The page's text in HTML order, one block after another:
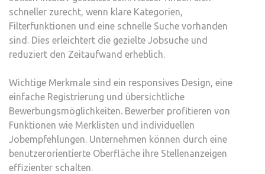
schneller zurecht, wenn klare Kategorien,
Filterfunktionen und eine schnelle Suche vorhanden
sind. Dies erleichtert die gezielte Jobsuche und
reduziert den Zeitaufwand erheblich.
Wichtige Merkmale sind ein responsives Design, eine
einfache Registrierung und übersichtliche
Bewerbungsmöglichkeiten. Bewerber profitieren von
Funktionen wie Merklisten und individuellen
Jobempfehlungen. Unternehmen können durch eine
benutzerorientierte Oberfläche ihre Stellenanzeigen
effizienter schalten.